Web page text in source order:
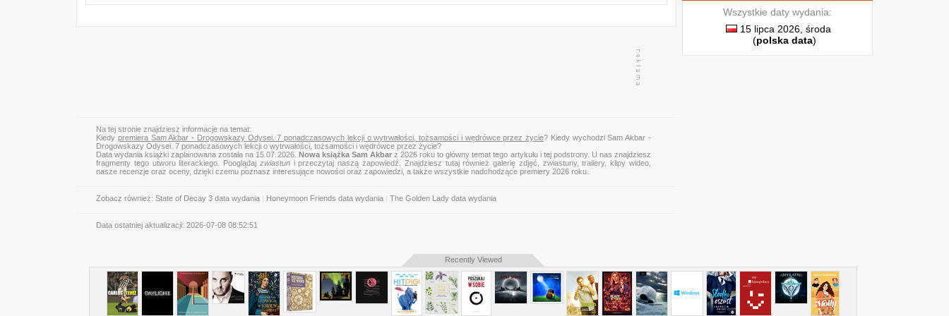
Na tej stronie znajdziesz informacje na temat:
Kiedy premiera Sam Akbar - Drogowskazy Odysei. 7 ponadczasowych lekcji o wytrwałości, tożsamości i wędrówce przez życie? Kiedy wychodzi Sam Akbar -
Drogowskazy Odysei. 7 ponadczasowych lekcji o wytrwałości, tożsamości i wędrówce przez życie?
Data wydania książki zaplanowana została na 15.07.2026. Nowa książka Sam Akbarz 2026 roku to główny temat tego artykułu i tej podstrony. U nas znajdziesz
fragmenty tego utworu literackiego. Pooglądaj zwiastuni przeczytaj naszą zapowiedź. Znajdziesz tutaj również galerię zdjęć, zwiastuny, trailery, klipy wideo,
nasze recenzje oraz oceny, dzięki czemu poznasz interesujące nowości oraz zapowiedzi, a także wszystkie nadchodzące premiery 2026 roku.
Zobacz również: State of Decay 3 data wydania Honeymoon Friends data wydania The Golden Lady data wydania
Data ostatniej aktualizacji: 2026-07-08 08:52:51
Wszystkie daty wydania:
15 lipca 2026, środa
(polska data)
Recently Viewed